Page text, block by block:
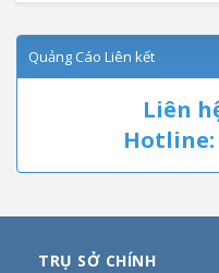
Quảng Cáo Liên kết
Liên
Hotline:
TRỤ SỞ CHÍNH